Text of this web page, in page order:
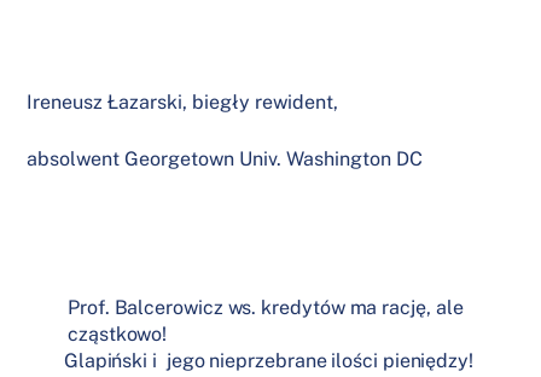
Ireneusz Łazarski, biegły rewident,
absolwent Georgetown Univ. Washington DC
Prof. Balcerowicz ws. kredytów ma rację, ale
cząstkowo!
Glapiński i jego nieprzebrane ilości pieniędzy!